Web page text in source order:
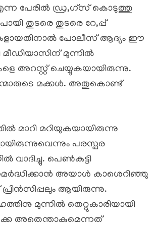
എന്ന പേരിൽ ഡ്ര,ഗ്സ് കൊടുത്തു
തുടരെ തുടരെ റേ,പ്പ്
പോലീസ് ആദ്യം ഈ
മുന്നിൽ
അറസ്റ്റ് ചെയ്യുകയായിരുന്നു.
മക്കൾ. അതുകൊണ്ട്
മാറി മറിയുകയായിരുന്നു
പരസ്പര
പെൺകുട്ടി
അയാൾ കാശെറിഞ്ഞു
ആയിരുന്നു.
മുന്നിൽ തെറ്റുകാരിയായി
അതെന്താകുമെന്നത്